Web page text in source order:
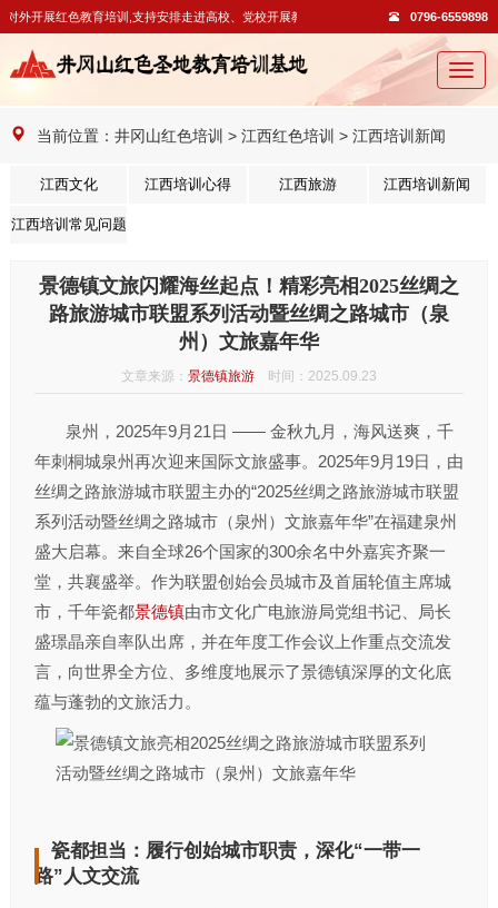
开展红色教育培训,支持安排走进高校、党校开展教学活动。 0796-6559898
切
换
当前位置： 井冈山红色培训 > 江西红色培训 > 江西培训新闻
江西文化 江西培训心得 江西旅游 江西培训新闻
江西培训常见问题
景德镇文旅闪耀海丝起点！精彩亮相2025丝绸之
路旅游城市联盟系列活动暨丝绸之路城市（泉
州）文旅嘉年华
文章来源： 景德镇旅游 时间：2025.09.23
泉州，2025年9月21日 —— 金秋九月，海风送爽，千
年刺桐城泉州再次迎来国际文旅盛事。2025年9月19日，由
丝绸之路旅游城市联盟主办的“2025丝绸之路旅游城市联盟
系列活动暨丝绸之路城市（泉州）文旅嘉年华”在福建泉州
盛大启幕。来自全球26个国家的300余名中外嘉宾齐聚一
堂，共襄盛举。作为联盟创始会员城市及首届轮值主席城
市，千年瓷都景德镇由市文化广电旅游局党组书记、局长
盛璟晶亲自率队出席，并在年度工作会议上作重点交流发
言，向世界全方位、多维度地展示了景德镇深厚的文化底
蕴与蓬勃的文旅活力。
瓷都担当：履行创始城市职责，深化“一带一
路”人文交流